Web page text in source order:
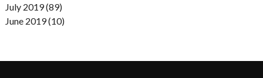
July 2019 (89)
June 2019 (10)